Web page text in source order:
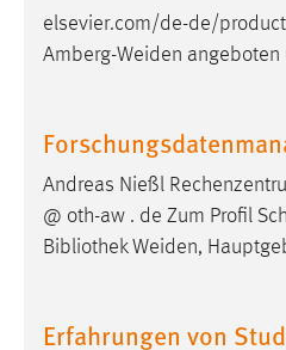
elsevier.com/de-de/
Amberg-Weiden angeboten
Andreas Nießl
@ oth-aw . de Zum Profil
BibliothekWeiden,
Erfahrungen von
Einverständnis
Zweck:
des
Cookie Laufzeit: 1 Jahr